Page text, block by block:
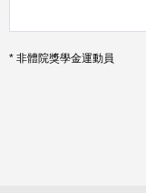
* 非體院獎學金運動員